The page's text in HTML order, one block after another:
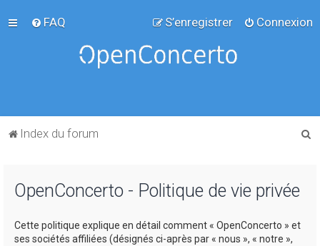
FAQ Connexion
S’enregistrer
Index du forum
OpenConcerto - Politique de vie privée
Cette politique explique en détail comment « OpenConcerto » et
ses sociétés affiliées (désignés ci-après par « nous », « notre »,